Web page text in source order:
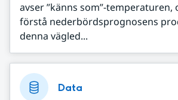
avser ”känns som”-temperaturen,
förstå nederbördsprognosens
denna vägled...
Data